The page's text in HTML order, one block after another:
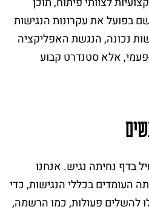
בפועל את עקרונות הנגישות
נכונה, הנגשת האפליקציה
אלא סטנדרט קבוע
בדף נחיתה נגיש. אנחנו
העומדים בכללי הנגישות, כדי
להשלים פעולות, כמו הרשמה,